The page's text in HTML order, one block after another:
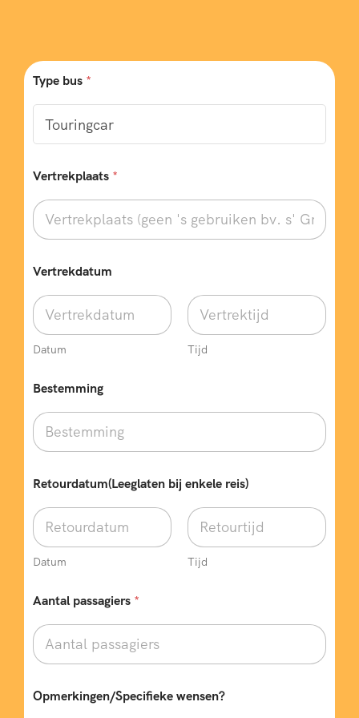
Type bus *
Vertrekplaats *
Vertrekdatum
Datum Tijd
Bestemming
Retourdatum(Leeglaten bij enkele reis)
Datum Tijd
Aantal passagiers *
-
Opmerkingen/Specifieke wensen?